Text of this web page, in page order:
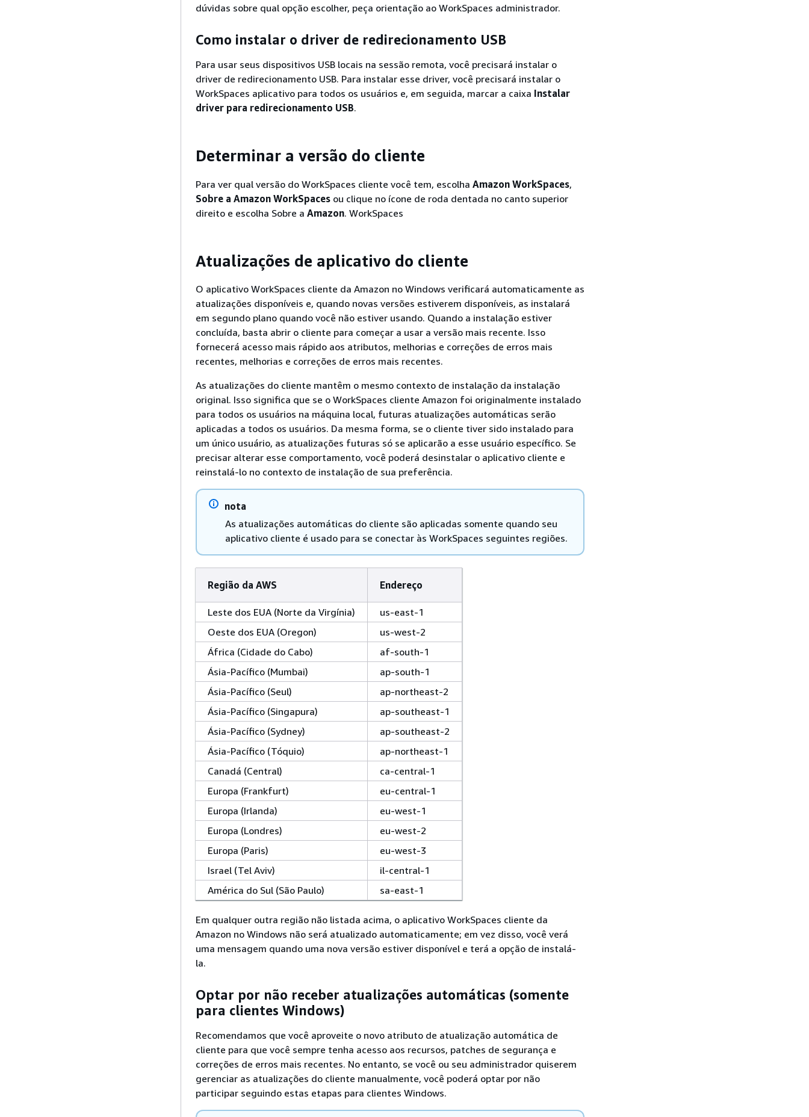
dúvidas sobre qual opção escolher, peça orientação ao WorkSpaces administrador.
Como instalar o driver de redirecionamento USB
Para usar seus dispositivos USB locais na sessão remota, você precisará instalar o
driver de redirecionamento USB. Para instalar esse driver, você precisará instalar o
WorkSpaces aplicativo para todos os usuários e, em seguida, marcar a caixa Instalar
driver para redirecionamento USB.
Determinar a versão do cliente
Para ver qual versão do WorkSpaces cliente você tem, escolha Amazon WorkSpaces,
Sobre a Amazon WorkSpaces ou clique no ícone de roda dentada no canto superior
direito e escolha Sobre a Amazon. WorkSpaces
Atualizações de aplicativo do cliente
O aplicativo WorkSpaces cliente da Amazon no Windows verificará automaticamente as
atualizações disponíveis e, quando novas versões estiverem disponíveis, as instalará
em segundo plano quando você não estiver usando. Quando a instalação estiver
concluída, basta abrir o cliente para começar a usar a versão mais recente. Isso
fornecerá acesso mais rápido aos atributos, melhorias e correções de erros mais
recentes, melhorias e correções de erros mais recentes.
As atualizações do cliente mantêm o mesmo contexto de instalação da instalação
original. Isso significa que se o WorkSpaces cliente Amazon foi originalmente instalado
para todos os usuários na máquina local, futuras atualizações automáticas serão
aplicadas a todos os usuários. Da mesma forma, se o cliente tiver sido instalado para
um único usuário, as atualizações futuras só se aplicarão a esse usuário específico. Se
precisar alterar esse comportamento, você poderá desinstalar o aplicativo cliente e
reinstalá-lo no contexto de instalação de sua preferência.
nota
As atualizações automáticas do cliente são aplicadas somente quando seu
aplicativo cliente é usado para se conectar às WorkSpaces seguintes regiões.
Região da AWS Endereço
Leste dos EUA (Norte da Virgínia)
us-east-1
Oeste dos EUA (Oregon)
us-west-2
África (Cidade do Cabo)
af-south-1
Ásia-Pacífico (Mumbai)
ap-south-1
Ásia-Pacífico (Seul)
ap-northeast-2
Ásia-Pacífico (Singapura)
ap-southeast-1
Ásia-Pacífico (Sydney)
ap-southeast-2
Ásia-Pacífico (Tóquio)
ap-northeast-1
Canadá (Central)
ca-central-1
Europa (Frankfurt)
eu-central-1
Europa (Irlanda)
eu-west-1
Europa (Londres)
eu-west-2
Europa (Paris)
eu-west-3
Israel (Tel Aviv)
il-central-1
América do Sul (São Paulo)
sa-east-1
Em qualquer outra região não listada acima, o aplicativo WorkSpaces cliente da
Amazon no Windows não será atualizado automaticamente; em vez disso, você verá
uma mensagem quando uma nova versão estiver disponível e terá a opção de instalá-
la.
Optar por não receber atualizações automáticas (somente
para clientes Windows)
Recomendamos que você aproveite o novo atributo de atualização automática de
cliente para que você sempre tenha acesso aos recursos, patches de segurança e
correções de erros mais recentes. No entanto, se você ou seu administrador quiserem
gerenciar as atualizações do cliente manualmente, você poderá optar por não
participar seguindo estas etapas para clientes Windows.